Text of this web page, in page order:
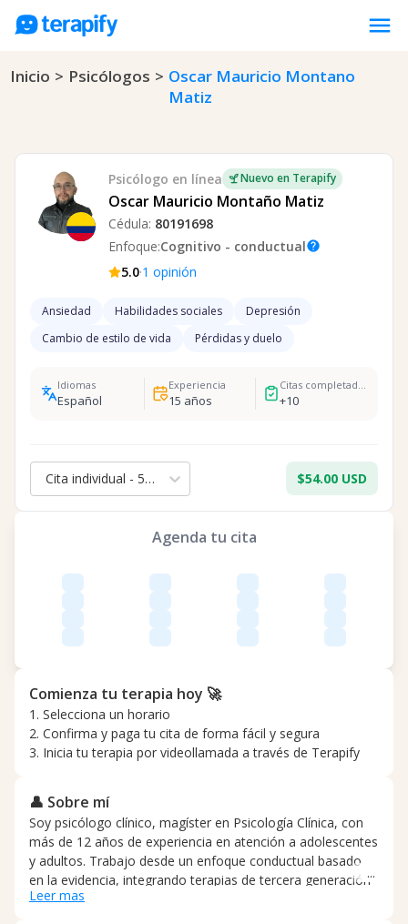
menu
Psicólogos en línea
Empresas
Preguntas frecuentes
Trabaja con nosotros
Inicio > Psicólogos > Oscar Mauricio Montano
Matiz
Psicólogo en línea Nuevo en Terapify
Oscar Mauricio Montaño Matiz
Cédula: 80191698
Enfoque:Cognitivo - conductualhelp
5.0·1 opinión
Ansiedad Habilidades sociales
Depresión
Cambio de estilo de vida
Pérdidas y duelo
Idiomas
Español
Experiencia
15 años +10
Cita individual - 50 min. $54.00 USD
Agenda tu cita
Comienza tu terapia hoy 🚀
1. Selecciona un horario
2. Confirma y paga tu cita de forma fácil y segura
3. Inicia tu terapia por videollamada a través de Terapify
👤 Sobre mí
Soy psicólogo clínico, magíster en Psicología Clínica, con
más de 12 años de experiencia en atención a adolescentes
y adultos. Trabajo desde un enfoque conductual basado
en la evidencia, integrando terapias de tercera generación
como la Psicoterapia Analítica Funcional (FAP), la
Leer mas